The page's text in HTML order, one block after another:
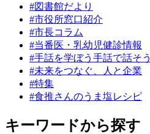
#図書館だより
#市役所窓口紹介
#市長コラム
#当番医・乳幼児健診情報
#手話を学ぼう手話で話そう
#未来をつなぐ、人と企業
#特集
#食推さんのうま塩レシピ
キーワードから探す